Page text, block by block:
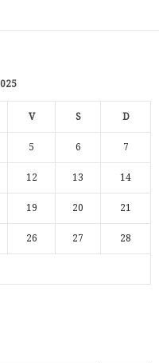
V S D
5 6 7
12 13 14
19 20 21
26 27 28